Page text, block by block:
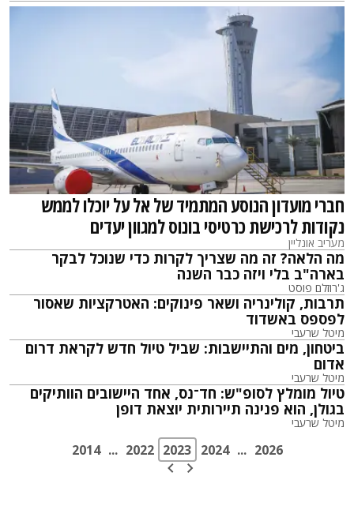
חברי מועדון הנוסע המתמיד של אל על יוכלו לממש
נקודות לרכישת כרטיסי בונוס למגוון יעדים
מעריב אונליין
מה הלאה? זה מה שצריך לקרות כדי שנוכל לבקר
בארה"ב בלי ויזה כבר השנה
ג'רוזלם פוסט
תרבות, קולינריה ושאר פינוקים: האטרקציות שאסור
לפספס באשדוד
מיטל שרעבי
ביטחון, מים והתיישבות: שביל טיול חדש לקראת דרום
אדום
מיטל שרעבי
טיול מומלץ לסופ"ש: חד־נס, אחד היישובים הוותיקים
בגולן, הוא פנינה תיירותית יוצאת דופן
מיטל שרעבי
2026
...
2024
2023
2022
...
2014